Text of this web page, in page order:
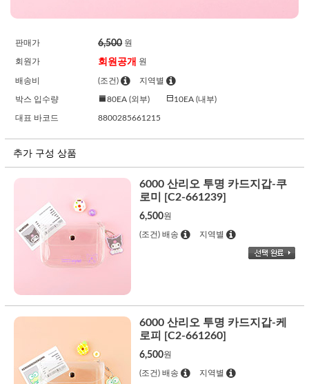
판매가 6,500원
회원가 회원공개 원
배송비 (조건) 지역별
박스 입수량 80EA (외부) 10EA (내부)
대표 바코드 8800285661215
추가 구성 상품
6000 산리오 투명 카드지갑-쿠
로미 [C2-661239]
6,500원
(조건) 배송 지역별
6000 산리오 투명 카드지갑-케
로피 [C2-661260]
6,500원
(조건) 배송 지역별